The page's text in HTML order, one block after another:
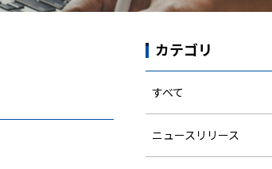
カテゴリ
すべて
ニュースリリース